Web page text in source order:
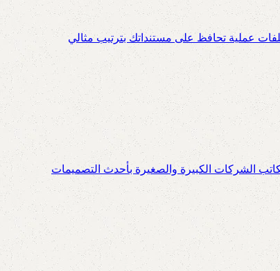
عملية تحافظ على مستنداتك بترتيب مثالي
الشركات الكبيرة والصغيرة بأحدث التصميمات